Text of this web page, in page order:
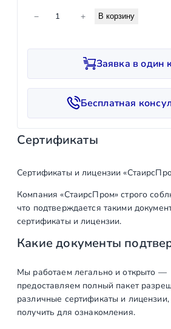
е
в
о
о
а
р
а
З
г
л
у
ш
− + В корзину
Заявка в один
Бесплатная
Сертификаты
Сертификаты и лицензии
Компания «СтаирсПром» строго
что подтверждается такими
сертификаты и лицензии.
Какие документы
Мы работаем легально и открыто —
предоставляем полный пакет
различные сертификаты и
получить для ознакомления.